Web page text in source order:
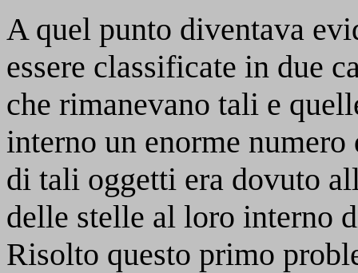
A quel punto diventava
essere classificate in due
che rimanevano tali e
interno un enorme
di tali oggetti era dovuto
delle stelle al loro interno
Risolto questo primo